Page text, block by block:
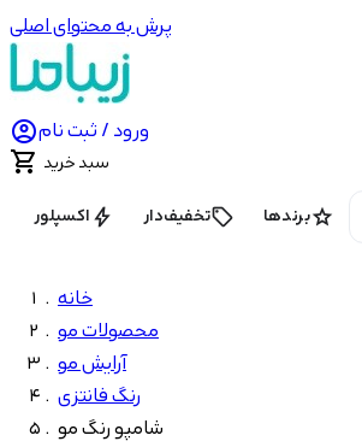
پرش به محتوای اصلی
ورود / ثبت نام
 سبد خرید
starبرندها local_offerتخفیف‌دار boltاکسپلور
خانه
محصولات مو
آرایش مو
رنگ فانتزی
شامپو رنگ مو